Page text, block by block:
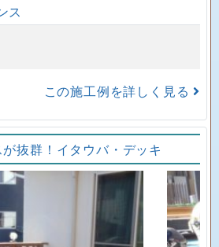
ス
この施工例を詳しく見る
抜群！イタウバ・デッキ